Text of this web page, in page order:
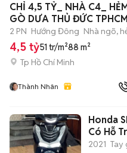
CHỈ 4,5 TỶ_ NHÀ C4_
GÒ DƯA THỦ ĐỨC
2 PN Hướng Đông Nhà ngõ,
4,5 tỷ51 tr/m²88 m²
Tp Hồ Chí Minh
Thành Nhân
Honda SH 2021
Có Hỗ
2021 Tay